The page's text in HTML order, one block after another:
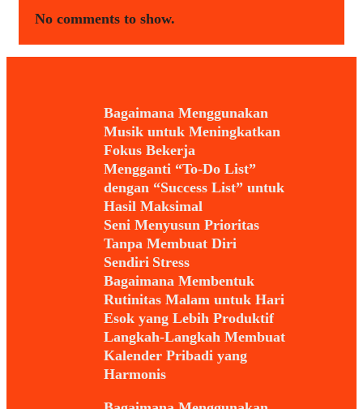
No comments to show.
Bagaimana Menggunakan
Musik untuk Meningkatkan
Fokus Bekerja
Mengganti “To-Do List”
dengan “Success List” untuk
Hasil Maksimal
Seni Menyusun Prioritas
Tanpa Membuat Diri
Sendiri Stress
Bagaimana Membentuk
Rutinitas Malam untuk Hari
Esok yang Lebih Produktif
Langkah-Langkah Membuat
Kalender Pribadi yang
Harmonis